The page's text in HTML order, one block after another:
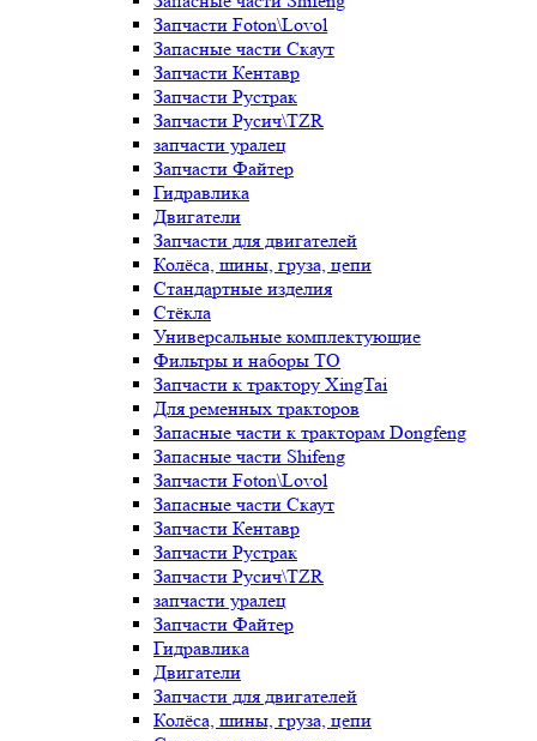
Запчасти Foton\Lovol
Запасные части Скаут
Запчасти Кентавр
Запчасти Рустрак
Запчасти Русич\TZR
запчасти уралец
Запчасти Файтер
Гидравлика
Двигатели
Запчасти для двигателей
Колёса, шины, груза, цепи
Стандартные изделия
Стёкла
Универсальные комплектующие
Фильтры и наборы ТО
Запчасти к трактору XingTai
Для ременных тракторов
Запасные части к тракторам Dongfeng
Запасные части Shifeng
Запчасти Foton\Lovol
Запасные части Скаут
Запчасти Кентавр
Запчасти Рустрак
Запчасти Русич\TZR
запчасти уралец
Запчасти Файтер
Гидравлика
Двигатели
Запчасти для двигателей
Колёса, шины, груза, цепи